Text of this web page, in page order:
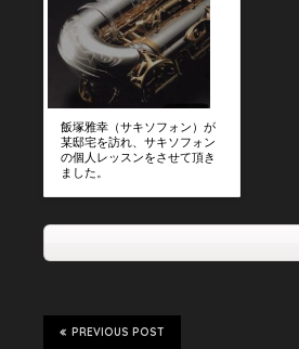
飯塚雅幸（サキソフォン）が
某邸宅を訪れ、サキソフォン
の個人レッスンをさせて頂き
ました。
PREVIOUS POST